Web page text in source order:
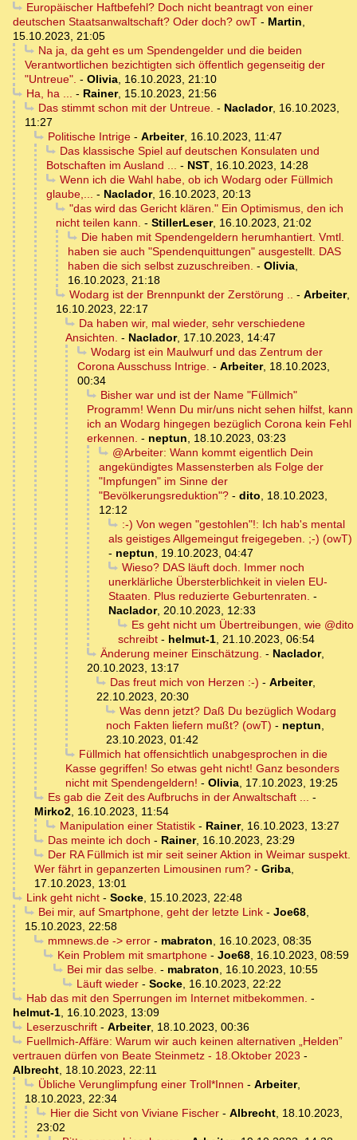
Europäischer Haftbefehl? Doch nicht beantragt von einer
deutschen Staatsanwaltschaft? Oder doch? owT - Martin,
15.10.2023, 21:05
Na ja, da geht es um Spendengelder und die beiden
Verantwortlichen bezichtigten sich öffentlich gegenseitig der
"Untreue". - Olivia, 16.10.2023, 21:10
Ha, ha ... - Rainer, 15.10.2023, 21:56
Das stimmt schon mit der Untreue. - Naclador, 16.10.2023,
11:27
Politische Intrige- Arbeiter, 16.10.2023, 11:47
Das klassische Spiel auf deutschen Konsulaten und
Botschaften im Ausland ... - NST, 16.10.2023, 14:28
Wenn ich die Wahl habe, ob ich Wodarg oder Füllmich
glaube,... - Naclador, 16.10.2023, 20:13
"das wird das Gericht klären." Ein Optimismus, den ich
nicht teilen kann. - StillerLeser, 16.10.2023, 21:02
Die haben mit Spendengeldern herumhantiert. Vmtl.
haben sie auch "Spendenquittungen" ausgestellt. DAS
haben die sich selbst zuzuschreiben. - Olivia,
16.10.2023, 21:18
Wodarg ist der Brennpunkt der Zerstörung .. - Arbeiter,
16.10.2023, 22:17
Da haben wir, mal wieder, sehr verschiedene
Ansichten. - Naclador, 17.10.2023, 14:47
Wodarg ist ein Maulwurf und das Zentrum der
Corona Ausschuss Intrige. - Arbeiter, 18.10.2023,
00:34
Bisher war und ist der Name "Füllmich"
Programm! Wenn Du mir/uns nicht sehen hilfst, kann
ich an Wodarg hingegen bezüglich Corona kein Fehl
erkennen. - neptun, 18.10.2023, 03:23
@Arbeiter: Wann kommt eigentlich Dein
angekündigtes Massensterben als Folge der
"Impfungen" im Sinne der
"Bevölkerungsreduktion"? - dito, 18.10.2023,
12:12
:-) Von wegen "gestohlen"!: Ich hab's mental
als geistiges Allgemeingut freigegeben. ;-) (owT)
- neptun, 19.10.2023, 04:47
Wieso? DAS läuft doch. Immer noch
unerklärliche Übersterblichkeit in vielen EU-
Staaten. Plus reduzierte Geburtenraten. -
Naclador, 20.10.2023, 12:33
Es geht nicht um Übertreibungen, wie @dito
schreibt - helmut-1, 21.10.2023, 06:54
Änderung meiner Einschätzung. - Naclador,
20.10.2023, 13:17
Das freut mich von Herzen :-) - Arbeiter,
22.10.2023, 20:30
Was denn jetzt? Daß Du bezüglich Wodarg
noch Fakten liefern mußt? (owT) - neptun,
23.10.2023, 01:42
Füllmich hat offensichtlich unabgesprochen in die
Kasse gegriffen! So etwas geht nicht! Ganz besonders
nicht mit Spendengeldern! - Olivia, 17.10.2023, 19:25
Es gab die Zeit des Aufbruchs in der Anwaltschaft ... -
Mirko2, 16.10.2023, 11:54
Manipulation einer Statistik- Rainer, 16.10.2023, 13:27
Das meinte ich doch - Rainer, 16.10.2023, 23:29
Der RA Füllmich ist mir seit seiner Aktion in Weimar suspekt.
Wer fährt in gepanzerten Limousinen rum? - Griba,
17.10.2023, 13:01
Link geht nicht- Socke, 15.10.2023, 22:48
Bei mir, auf Smartphone, geht der letzte Link- Joe68,
15.10.2023, 22:58
mmnews.de -> error- mabraton, 16.10.2023, 08:35
Kein Problem mit smartphone- Joe68, 16.10.2023, 08:59
Bei mir das selbe. - mabraton, 16.10.2023, 10:55
Läuft wieder- Socke, 16.10.2023, 22:22
Hab das mit den Sperrungen im Internet mitbekommen. -
helmut-1, 16.10.2023, 13:09
Leserzuschrift- Arbeiter, 18.10.2023, 00:36
Fuellmich-Affäre: Warum wir auch keinen alternativen „Helden”
vertrauen dürfen von Beate Steinmetz - 18.Oktober 2023 -
Albrecht, 18.10.2023, 22:11
Übliche Verunglimpfung einer Troll*Innen - Arbeiter,
18.10.2023, 22:34
Hier die Sicht von Viviane Fischer- Albrecht, 18.10.2023,
23:02